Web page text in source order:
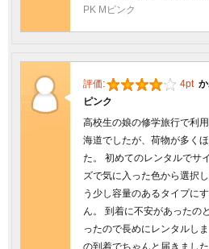
PK Mピンク
評価: 4pt
ピンク
高校生の娘の修学旅行で利
海道でしたが、荷物が多く
た。 初めてのレンタルでサ
ズで気に入った色から選択
う少し容量のあるタイプに
ん。 到着に不安があったの
ったので長めにレンタルし
の到着でちゃんと届きまし